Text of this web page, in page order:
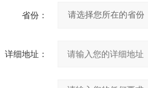
省份：
详细地址：